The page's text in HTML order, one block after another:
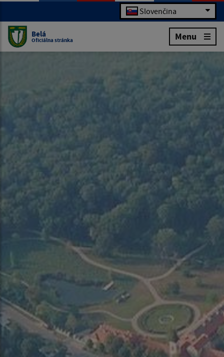
Slovenčina
Belá
Oficiálna stránka Menu